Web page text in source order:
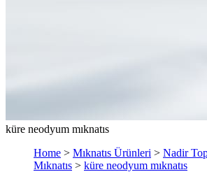
küre neodyum mıknatıs
Home > Mıknatıs Ürünleri > Nadir
Mıknatıs > küre neodyum mıknatıs